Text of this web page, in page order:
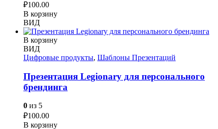
₽100.00
В корзину
ВИД
В корзину
ВИД
Цифровые продукты, Шаблоны Презентаций
Презентация Legionary для персонального
брендинга
0 из 5
₽100.00
В корзину